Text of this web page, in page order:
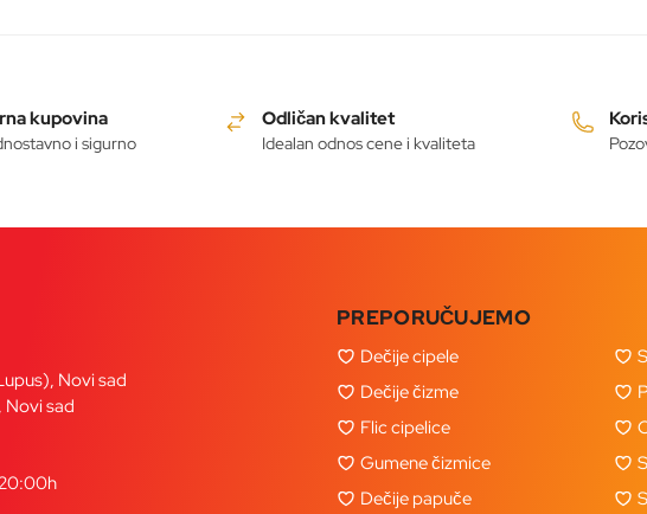
kupovina
i sigurno
Odličan kvalitet
Idealan odnos cene i kvaliteta
Novi sad
Novi sad
PREPORUČUJEMO
Dečije cipele
Dečije čizme
Flic cipelice
Gumene čizmice
Dečije papuče